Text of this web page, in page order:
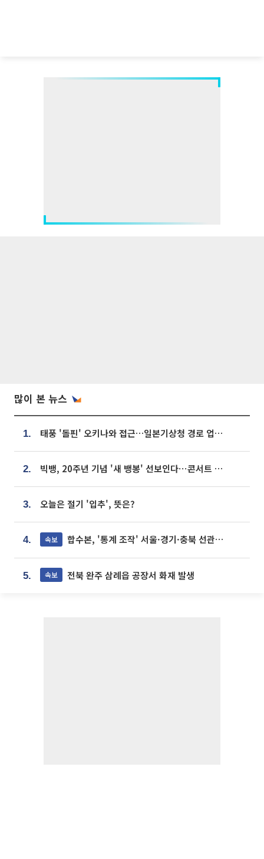
많이 본 뉴스
1. 태풍 '돌핀' 오키나와 접근…일본기상청 경로 업데이트
2. 빅뱅, 20주년 기념 '새 뱅봉' 선보인다⋯콘서트 앞두고 팝업 개최
3. 오늘은 절기 '입추', 뜻은?
4. 속보 합수본, '통계 조작' 서울·경기·충북 선관위 등 추가 압수수색
5. 속보 전북 완주 삼례읍 공장서 화재 발생